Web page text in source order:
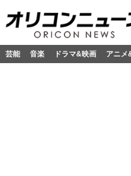
芸能 音楽 ドラマ&映画 アニメ